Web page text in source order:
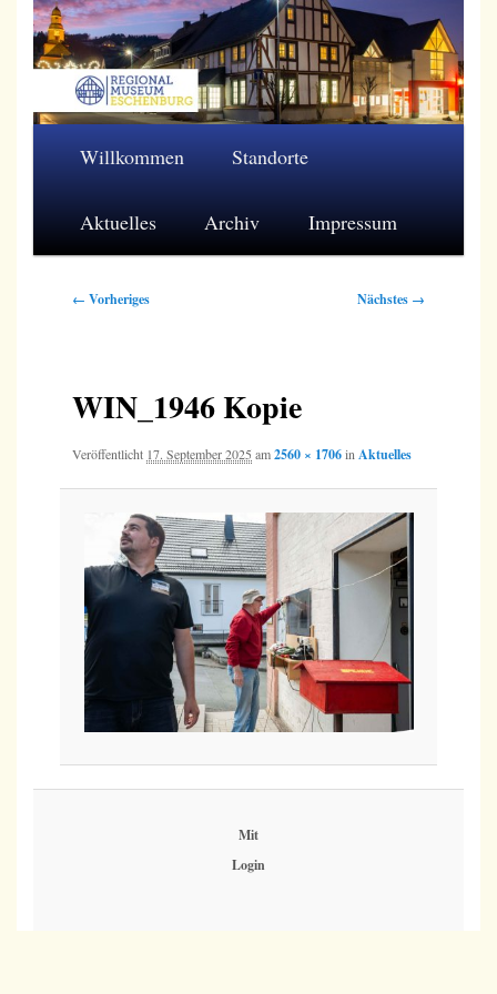
Zum
primären
Inhalt
Regionalmuseum Eschenburg e.V.
Willkommen Standorte
Aktuelles Archiv Impressum
Bilder-
← Vorheriges Nächstes →
WIN_1946 Kopie
Veröffentlicht 17. September 2025 am2560 × 1706in Aktuelles
Mit
Login